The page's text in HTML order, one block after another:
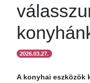
2026.03.27.
A konyhai eszközök